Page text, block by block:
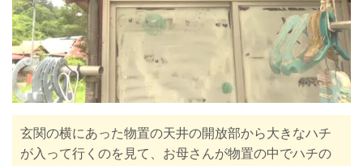
玄関の横にあった物置の天井の開放部から大きなハチ
が入って行くのを見て、お母さんが物置の中でハチの